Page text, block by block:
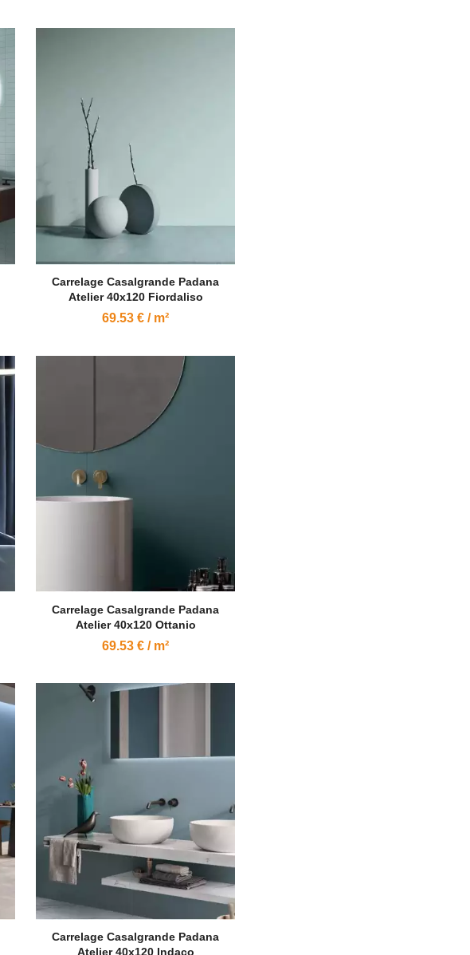
Carrelage Casalgrande Padana
Atelier 40x120 Fiordaliso
69.53 € / m²
Carrelage Casalgrande Padana
Atelier 40x120 Ottanio
69.53 € / m²
Carrelage Casalgrande Padana
Atelier 40x120 Indaco